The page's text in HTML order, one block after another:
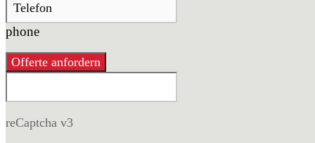
phone
Offerte anfordern
reCaptcha v3